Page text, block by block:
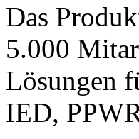
Das
5.000
Lösungen
IED,